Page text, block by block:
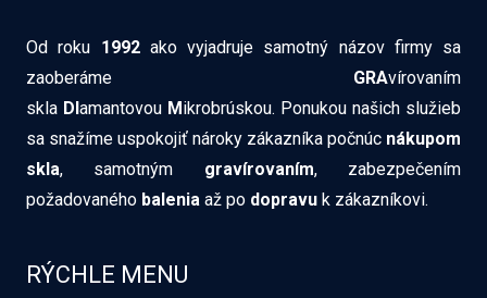
Od roku 1992 ako vyjadruje samotný názov firmy sa
zaoberáme GRAvírovaním
skla DIamantovou Mikrobrúskou. Ponukou našich služieb
sa snažíme uspokojiť nároky zákazníka počnúc nákupom
skla, samotným gravírovaním, zabezpečením
požadovaného balenia až po dopravu k zákazníkovi.
RÝCHLE MENU